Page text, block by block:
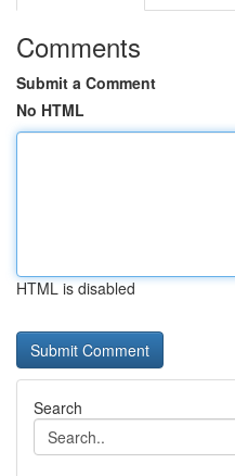
Comments
Submit a Comment
No HTML
HTML is disabled
Search